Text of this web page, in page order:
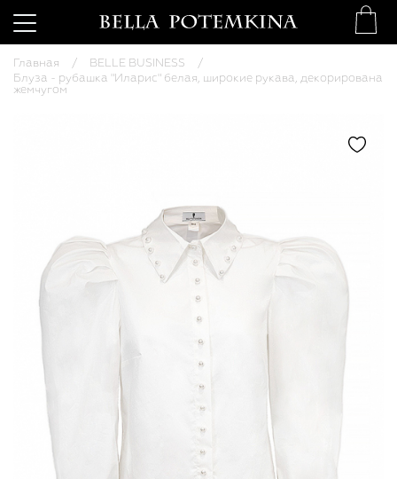
Главная
BELLE BUSINESS
Блуза - рубашка "Иларис" белая, широкие рукава, декорирована
жемчугом